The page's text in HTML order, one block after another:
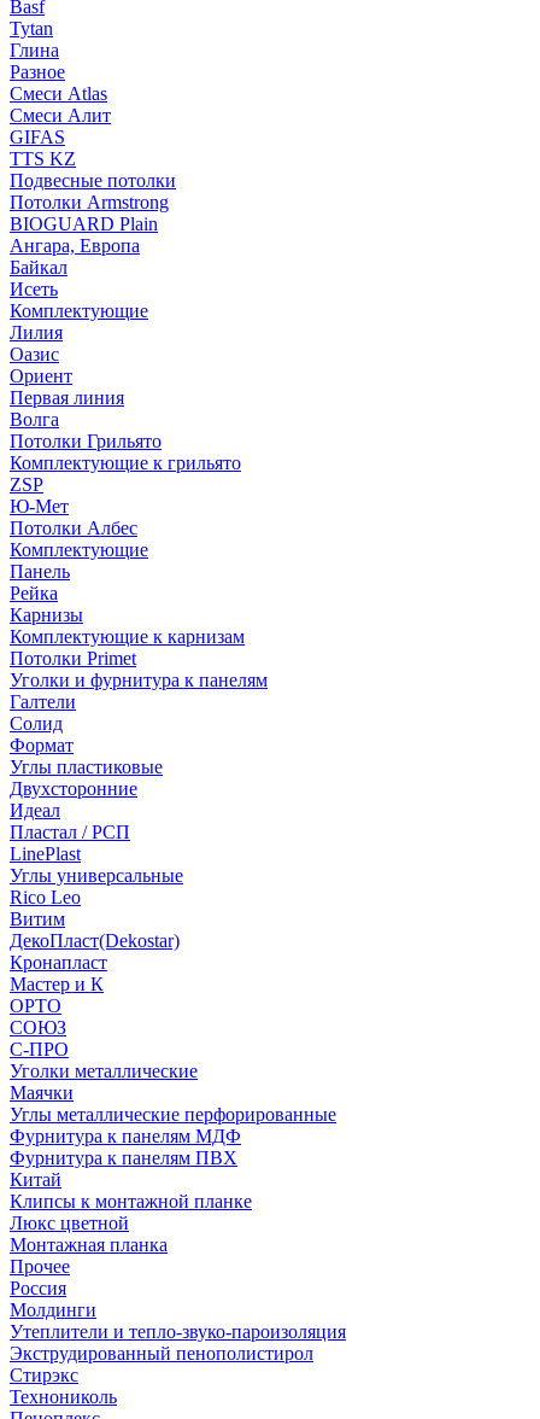
Basf
Tytan
Глина
Разное
Смеси Atlas
Смеси Алит
GIFAS
TTS KZ
Подвесные потолки
Потолки Armstrong
BIOGUARD Plain
Ангара, Европа
Байкал
Исеть
Комплектующие
Лилия
Оазис
Ориент
Первая линия
Волга
Потолки Грильято
Комплектующие к грильято
ZSP
Ю-Мет
Потолки Албес
Комплектующие
Панель
Рейка
Карнизы
Комплектующие к карнизам
Потолки Primet
Уголки и фурнитура к панелям
Галтели
Солид
Формат
Углы пластиковые
Двухсторонние
Идеал
Пластал / РСП
LinePlast
Углы универсальные
Rico Leo
Витим
ДекоПласт(Dekostar)
Кронапласт
Мастер и К
ОРТО
СОЮЗ
С-ПРО
Уголки металлические
Маячки
Углы металлические перфорированные
Фурнитура к панелям МДФ
Фурнитура к панелям ПВХ
Китай
Клипсы к монтажной планке
Люкс цветной
Монтажная планка
Прочее
Россия
Молдинги
Утеплители и тепло-звуко-пароизоляция
Экструдированный пенополистирол
Стирэкс
Технониколь